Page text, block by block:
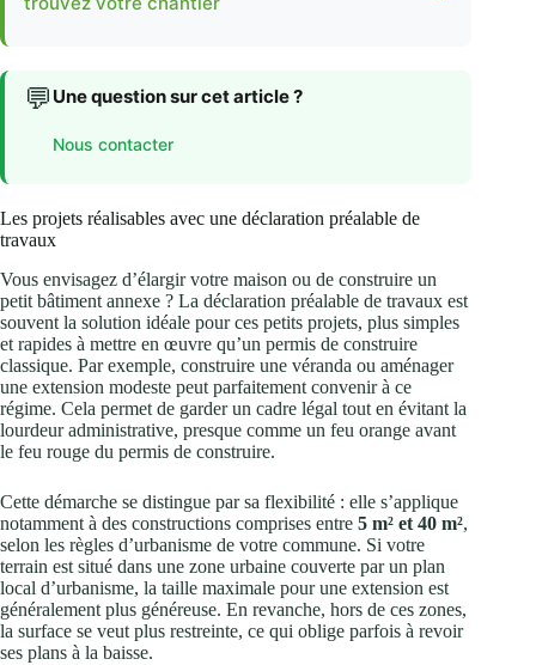
💬 Une question sur cet article ?
Nous contacter
Les projets réalisables avec une déclaration préalable de
travaux
Vous envisagez d’élargir votre maison ou de construire un
petit bâtiment annexe ? La déclaration préalable de travaux est
souvent la solution idéale pour ces petits projets, plus simples
et rapides à mettre en œuvre qu’un permis de construire
classique. Par exemple, construire une véranda ou aménager
une extension modeste peut parfaitement convenir à ce
régime. Cela permet de garder un cadre légal tout en évitant la
lourdeur administrative, presque comme un feu orange avant
le feu rouge du permis de construire.
Cette démarche se distingue par sa flexibilité : elle s’applique
notamment à des constructions comprises entre 5 m² et 40 m²,
selon les règles d’urbanisme de votre commune. Si votre
terrain est situé dans une zone urbaine couverte par un plan
local d’urbanisme, la taille maximale pour une extension est
généralement plus généreuse. En revanche, hors de ces zones,
la surface se veut plus restreinte, ce qui oblige parfois à revoir
ses plans à la baisse.